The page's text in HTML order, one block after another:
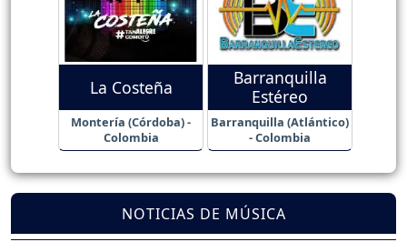
La Costeña
Montería (Córdoba) -
Colombia
Barranquilla
Estéreo
Barranquilla (Atlántico)
- Colombia
NOTICIAS DE MÚSICA